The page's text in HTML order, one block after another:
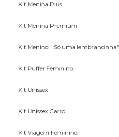
Kit Menina Plus
Kit Menina Premium
Kit Menino: "Só uma lembrancinha"
Kit Puffer Feminino
Kit Unissex
Kit Unissex Carro
Kit Viagem Feminino